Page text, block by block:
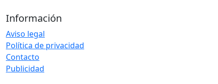
Información
Aviso legal
Política de privacidad
Contacto
Publicidad